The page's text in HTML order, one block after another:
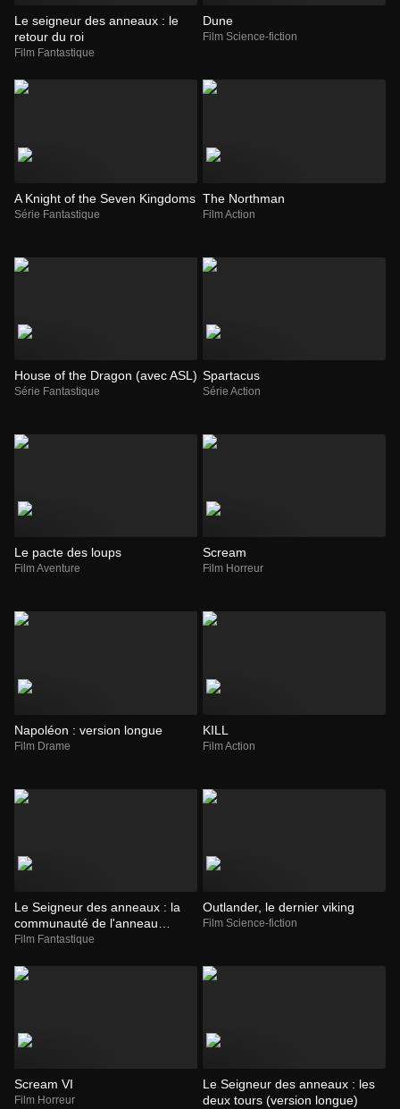
Le seigneur des anneaux : le
retour du roi
Film Fantastique
Dune
Film Science-fiction
A Knight of the Seven Kingdoms
Série Fantastique
The Northman
Film Action
House of the Dragon (avec ASL)
Série Fantastique
Spartacus
Série Action
Le pacte des loups
Film Aventure
Scream
Film Horreur
Napoléon : version longue
Film Drame
KILL
Film Action
Le Seigneur des anneaux : la
communauté de l'anneau
(version longue)
Film Fantastique
Outlander, le dernier viking
Film Science-fiction
Scream VI
Film Horreur
Le Seigneur des anneaux : les
deux tours (version longue)